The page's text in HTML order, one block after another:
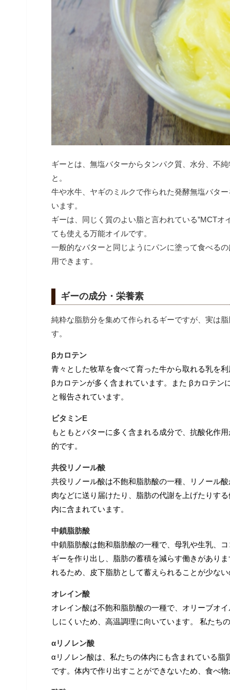
ギーとは、無塩バターからタンパク質、水分、不
と。
牛や水牛、ヤギのミルクで作られた発酵無塩バタ
います。
ギーは、同じく質のよい脂と言われている”MCT
ても使える万能オイルです。
一般的なバターと同じようにパンに塗って食べる
用できます。
ギーの成分・栄養素
純粋な脂肪分を集めて作られるギーですが、実は
す。
βカロテン
青々とした牧草を食べて育った牛から取れる乳を
βカロテンが多く含まれています。また βカロテン
と報告されています。
ビタミンE
もともとバターに多く含まれる成分で、抗酸化作
的です。
共役リノール酸
共役リノール酸は不飽和脂肪酸の一種、リノール
肉などに送り届けたり、脂肪の代謝を上げたりす
内に含まれています。
中鎖脂肪酸
中鎖脂肪酸は飽和脂肪酸の一種で、母乳や生乳、
ギーを作り出し、脂肪の蓄積を減らす働きがあり
れるため、皮下脂肪として蓄えられることが少な
オレイン酸
オレイン酸は不飽和脂肪酸の一種で、オリーブオ
しにくいため、高温調理に向いています。
私たち
αリノレン酸
αリノレン酸は、私たちの体内にも含まれている
です。体内で作り出すことができないため、食べ